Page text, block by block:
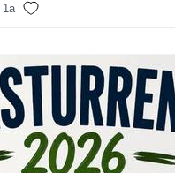
1a